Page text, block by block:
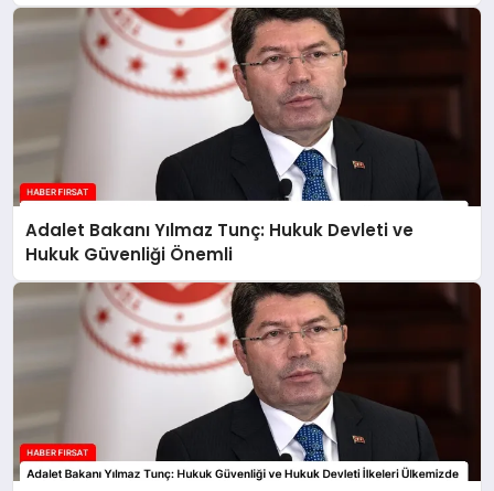
Adalet Bakanı Yılmaz Tunç: Hukuk Devleti ve
Hukuk Güvenliği Önemli